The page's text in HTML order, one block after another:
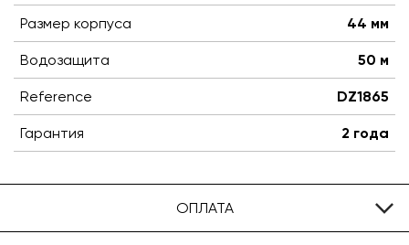
Размер корпуса 44 мм
Водозащита 50 м
Reference DZ1865
Гарантия 2 года
ОПЛАТА